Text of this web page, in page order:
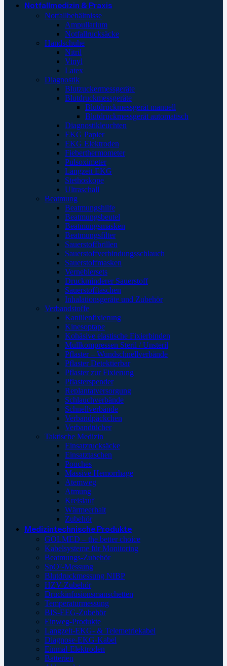
Notfallmedizin & Praxis
Notfallbehältnisse
Ampullarium
Notfallrucksäcke
Handschuhe
Nitril
Vinyl
Latex
Diagnostik
Blutzuckermessgeräte
Blutdruckmessgeräte
Blutdruckmessgerät manuell
Blutdruckmessgerät automatisch
Diagnostikleuchten
EKG Papier
EKG Elektroden
Fieberthermometer
Pulsoximeter
Langzeit EKG
Stethoskope
Ultraschall
Beatmung
Beatmungshilfe
Beatmungsbeutel
Beatmungsmasken
Beatmungsfilter
Sauerstoffbrillen
Sauerstoffverbindungsschlauch
Sauerstoffmasken
Verneblersets
Druckminderer Sauerstoff
Sauerstofftaschen
Inhalationsgeräte und Zubehör
Verbandstoffe
Kanülenfixierung
Kinesoptape
Kohäsive elastische Fixierbinden
Mullkompressen Steril / Unsteril
Pflaster – Wundschnellverbände
Pflaster Detektierbar
Pflaster zur Fixierung
Pflasterspender
Replantatversorgung
Schlauchverbände
Schnellverbände
Verbandpäckchen
Verbandtücher
Taktische Medizin
Einsatzrucksäcke
Einsatztaschen
Pouches
Massive Hemorrhage
Atemweg
Atmung
Kreislauf
Wärmeerhalt
Zubehör
Medizintechnische Produkte
GOLMED – the better choice
Kabelsysteme für Monitoring
Beatmungs-Zubehör
SpO²-Messung
Blutdruckmessung NIBP
HZV-Zubehör
Druckinfusionsmanschetten
Temperaturmessung
BIS-EEG-Zubehör
Einweg-Produkte
Langzeit-EKG- & Telemetriekabel
Diagnose-EKG-Kabel
Einmal-Elektroden
Batterien